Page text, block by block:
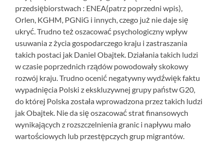
przedsiębiorstwach : ENEA(patrz poprzedni wpis),
Orlen, KGHM, PGNiG i innych, czego już nie daje się
ukryć. Trudno też oszacować psychologiczny wpływ
usuwania z życia gospodarczego kraju i zastraszania
takich postaci jak Daniel Obajtek. Działania takich ludzi
w czasie poprzednich rządów powodowały skokowy
rozwój kraju. Trudno ocenić negatywny wydźwięk faktu
wypadnięcia Polski z ekskluzywnej grupy państw G20,
do której Polska została wprowadzona przez takich ludzi
jak Obajtek. Nie da się oszacować strat finansowych
wynikających z rozszczelnienia granic i napływu mało
wartościowych lub przestępczych grup migrantów.